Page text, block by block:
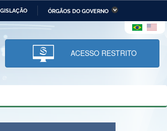
ÓRGÃOS DO GOVERNO
Ministério da Infraestrutura
Ministério da Ciência,
Tecnologia, Inovações e
Comunicações
ACESSO RESTRITO